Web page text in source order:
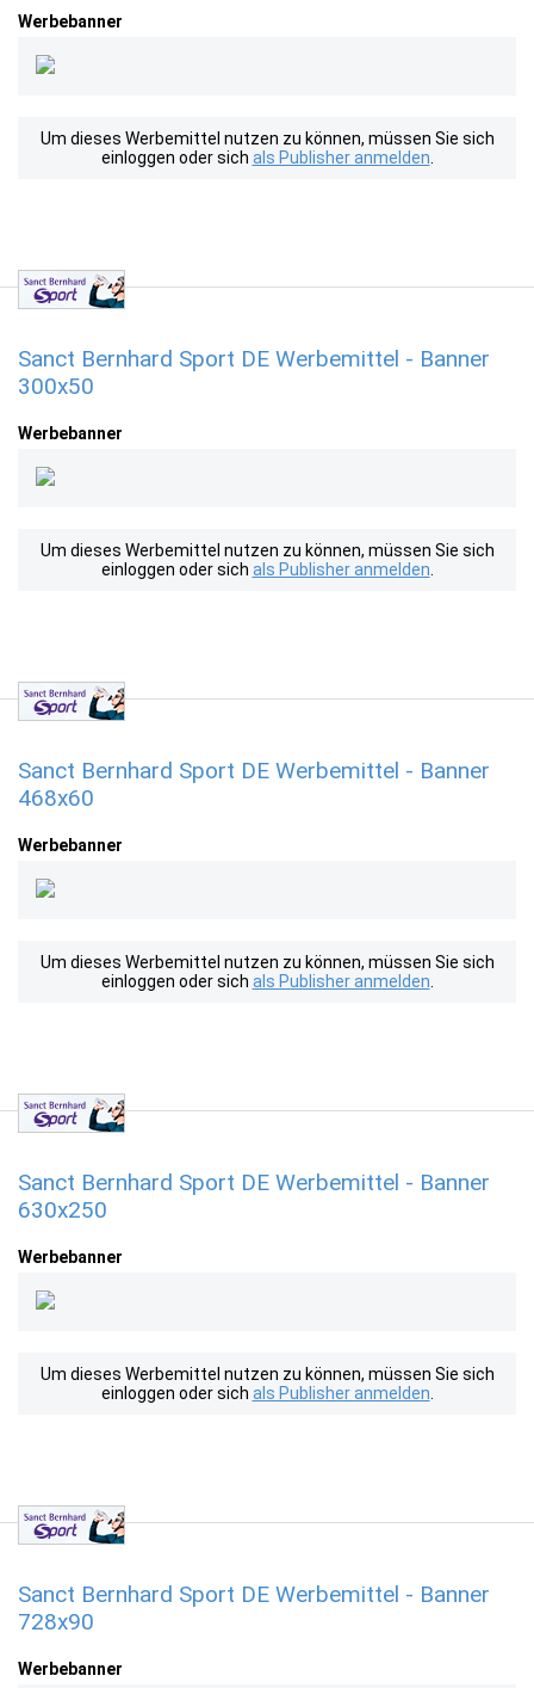
Werbebanner
Um dieses Werbemittel nutzen zu können, müssen Sie sich
einloggen oder sich als Publisher anmelden
Sanct Bernhard Sport DE Werbemittel - Banner
300x50
Werbebanner
Um dieses Werbemittel nutzen zu können, müssen Sie sich
einloggen oder sich als Publisher anmelden
Sanct Bernhard Sport DE Werbemittel - Banner
468x60
Werbebanner
Um dieses Werbemittel nutzen zu können, müssen Sie sich
einloggen oder sich als Publisher anmelden
Sanct Bernhard Sport DE Werbemittel - Banner
630x250
Werbebanner
Um dieses Werbemittel nutzen zu können, müssen Sie sich
einloggen oder sich als Publisher anmelden
Sanct Bernhard Sport DE Werbemittel - Banner
728x90
Werbebanner